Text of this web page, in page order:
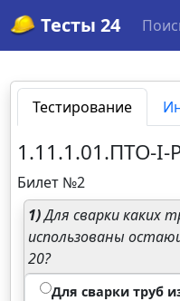
Тесты 24
Тестирование
1.11.1.01.ПТО-I-
Билет №2
1)Для сварки каких
использованы
20?
Для сварки труб